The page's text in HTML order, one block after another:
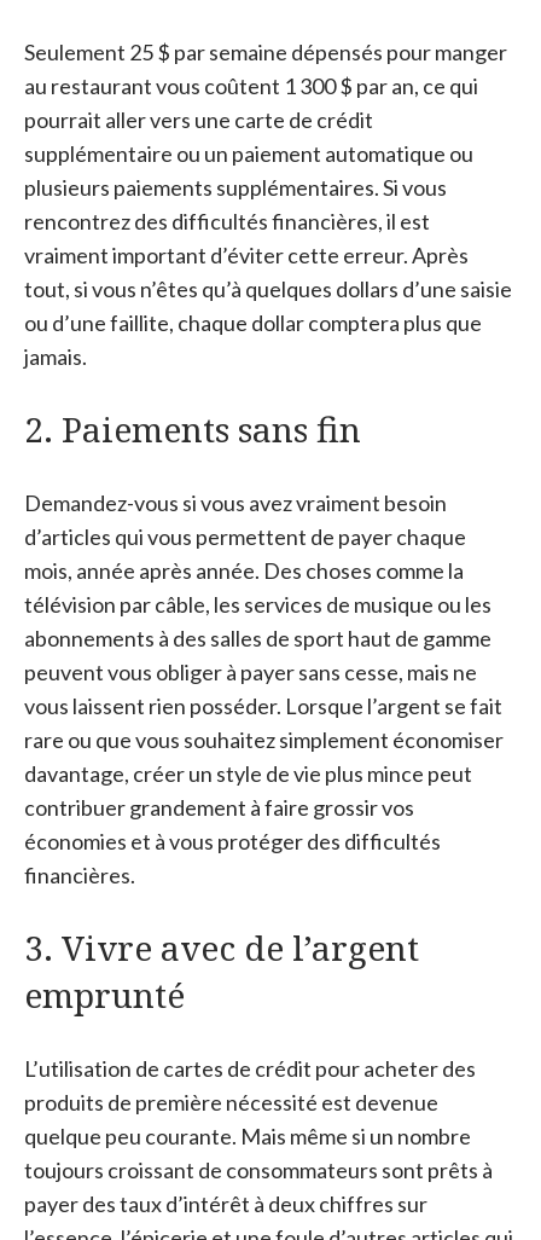
Seulement 25 $ par semaine dépensés pour manger
au restaurant vous coûtent 1 300 $ par an, ce qui
pourrait aller vers une carte de crédit
supplémentaire ou un paiement automatique ou
plusieurs paiements supplémentaires. Si vous
rencontrez des difficultés financières, il est
vraiment important d’éviter cette erreur. Après
tout, si vous n’êtes qu’à quelques dollars d’une saisie
ou d’une faillite, chaque dollar comptera plus que
jamais.
2. Paiements sans fin
Demandez-vous si vous avez vraiment besoin
d’articles qui vous permettent de payer chaque
mois, année après année. Des choses comme la
télévision par câble, les services de musique ou les
abonnements à des salles de sport haut de gamme
peuvent vous obliger à payer sans cesse, mais ne
vous laissent rien posséder. Lorsque l’argent se fait
rare ou que vous souhaitez simplement économiser
davantage, créer un style de vie plus mince peut
contribuer grandement à faire grossir vos
économies et à vous protéger des difficultés
financières.
3. Vivre avec de l’argent
emprunté
L’utilisation de cartes de crédit pour acheter des
produits de première nécessité est devenue
quelque peu courante. Mais même si un nombre
toujours croissant de consommateurs sont prêts à
payer des taux d’intérêt à deux chiffres sur